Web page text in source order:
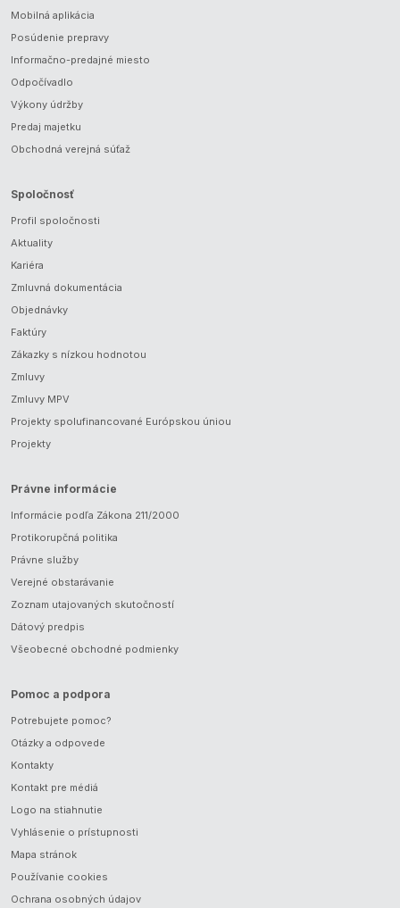
Mobilná aplikácia
Posúdenie prepravy
Informačno-predajné miesto
Odpočívadlo
Výkony údržby
Predaj majetku
Obchodná verejná súťaž
Spoločnosť
Profil spoločnosti
Aktuality
Kariéra
Zmluvná dokumentácia
Objednávky
Faktúry
Zákazky s nízkou hodnotou
Zmluvy
Zmluvy MPV
Projekty spolufinancované Európskou úniou
Projekty
Právne informácie
Informácie podľa Zákona 211/2000
Protikorupčná politika
Právne služby
Verejné obstarávanie
Zoznam utajovaných skutočností
Dátový predpis
Všeobecné obchodné podmienky
Pomoc a podpora
Potrebujete pomoc?
Otázky a odpovede
Kontakty
Kontakt pre médiá
Logo na stiahnutie
Vyhlásenie o prístupnosti
Mapa stránok
Používanie cookies
Ochrana osobných údajov